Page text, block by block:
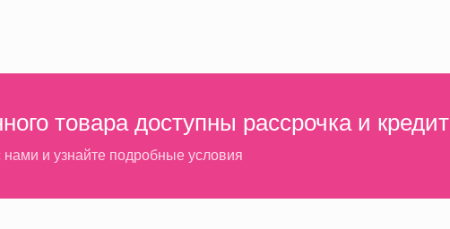
товара доступны рассрочка и кредит
и узнайте подробные условия